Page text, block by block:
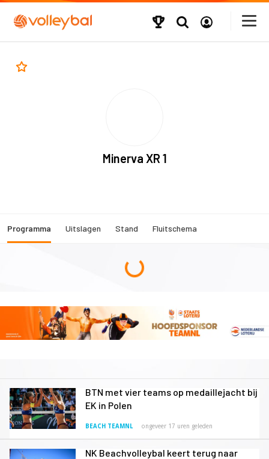
Minerva XR 1
Programma Uitslagen Stand Fluitschema
BTN met vier teams op medaillejacht bij
EK in Polen
BEACH TEAMNL ongeveer 17 uren geleden
NK Beachvolleybal keert terug naar